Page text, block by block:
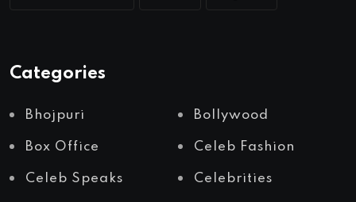
Categories
Bhojpuri Bollywood
Box Office Celeb Fashion
Celeb Speaks Celebrities